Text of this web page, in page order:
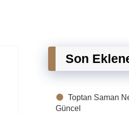
Son
Toptan Saman
Güncel